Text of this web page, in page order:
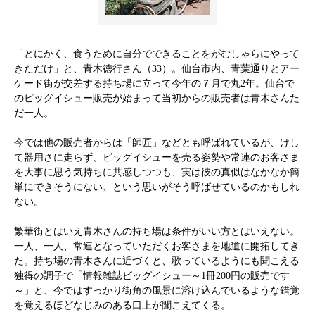
「とにかく、食うために自分でできることをがむしゃらにやって
きただけ」と、青木徳行さん（33）。仙台市内、青葉通りとアー
ケード街が交差する持ち場に立って今年の７月で丸2年。仙台で
のビッグイシュー販売が始まって当初からの販売者は青木さんた
だ一人。
今では他の販売者からは「師匠」などとも呼ばれているが、けし
て器用さに走らず、ビッグイシューを売る姿勢や常連のお客さま
を大事に思う気持ちに共感しつつも、実は彼の真似はなかなか簡
単にできそうにない、という思いがそう呼ばせているのかもしれ
ない。
繁華街とはいえ青木さんの持ち場は条件がいい方とはいえない。
一人、一人、常連となっていただくお客さまを地道に開拓してき
た。持ち場の青木さんに近づくと、歌っているようにも聞こえる
独得の調子で「情報雑誌ビッグイシュー～1冊200円の販売です
～」と、今ではすっかり街角の風景に溶け込んでいるような錯覚
を覚えるほどなじみのある口上が聞こえてくる。